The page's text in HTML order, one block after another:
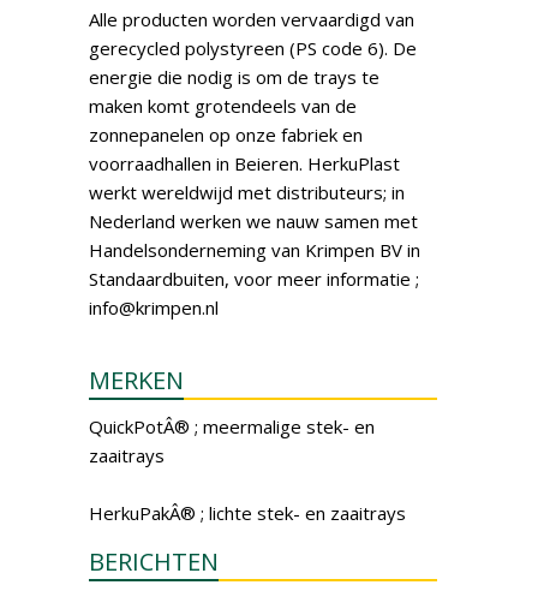
Alle producten worden vervaardigd van
gerecycled polystyreen (PS code 6). De
energie die nodig is om de trays te
maken komt grotendeels van de
zonnepanelen op onze fabriek en
voorraadhallen in Beieren. HerkuPlast
werkt wereldwijd met distributeurs; in
Nederland werken we nauw samen met
Handelsonderneming van Krimpen BV in
Standaardbuiten, voor meer informatie ;
info@krimpen.nl
MERKEN
QuickPotÂ® ; meermalige stek- en
zaaitrays
HerkuPakÂ® ; lichte stek- en zaaitrays
BERICHTEN